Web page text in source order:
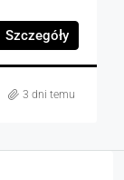
Szczegóły
3 dni temu